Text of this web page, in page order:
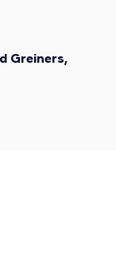
Greiners,